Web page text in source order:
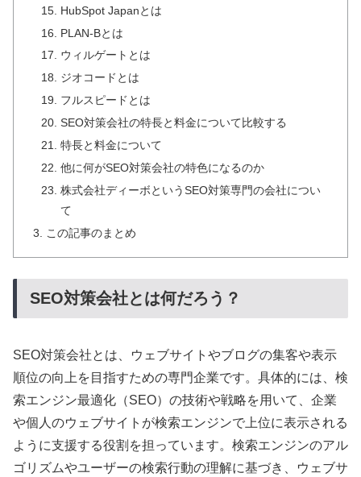
HubSpot Japanとは
PLAN-Bとは
ウィルゲートとは
ジオコードとは
フルスピードとは
SEO対策会社の特長と料金について比較する
特長と料金について
他に何がSEO対策会社の特色になるのか
株式会社ディーボというSEO対策専門の会社につい
て
この記事のまとめ
SEO対策会社とは何だろう？
SEO対策会社とは、ウェブサイトやブログの集客や表示
順位の向上を目指すための専門企業です。具体的には、検
索エンジン最適化（SEO）の技術や戦略を用いて、企業
や個人のウェブサイトが検索エンジンで上位に表示される
ように支援する役割を担っています。検索エンジンのアル
ゴリズムやユーザーの検索行動の理解に基づき、ウェブサ